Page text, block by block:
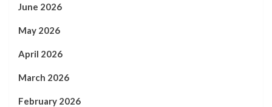
June 2026
May 2026
April 2026
March 2026
February 2026